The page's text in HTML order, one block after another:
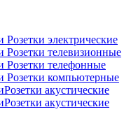
Розетки электрические
Розетки телевизионные
Розетки телефонные
Розетки компьютерные
Розетки акустические
Розетки акустические